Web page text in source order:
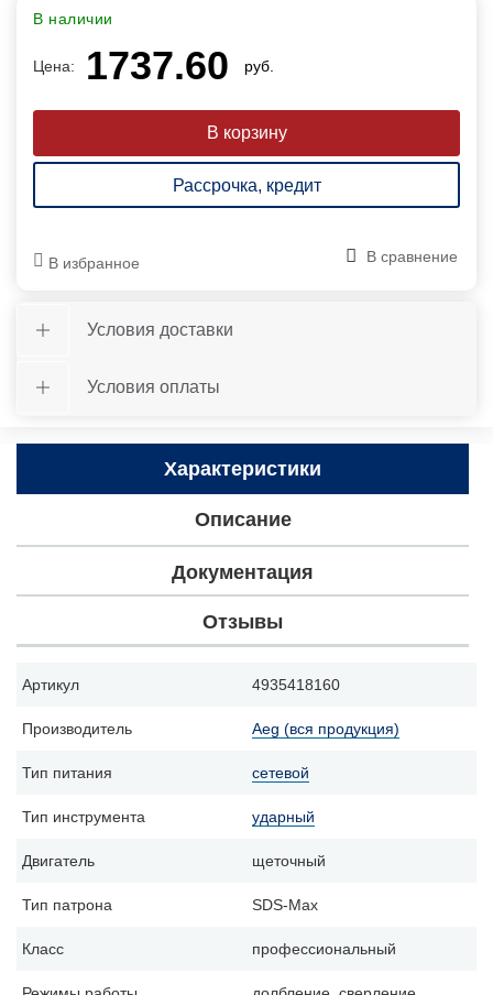
В наличии
Цена: 1737.60 руб.
Рассрочка, кредит
В избранное В сравнение
Условия доставки
Условия оплаты
Характеристики
Описание
Документация
Отзывы
Артикул 4935418160
Производитель Aeg (вся продукция)
Тип питания сетевой
Тип инструмента ударный
Двигатель щеточный
Тип патрона SDS-Max
Класс профессиональный